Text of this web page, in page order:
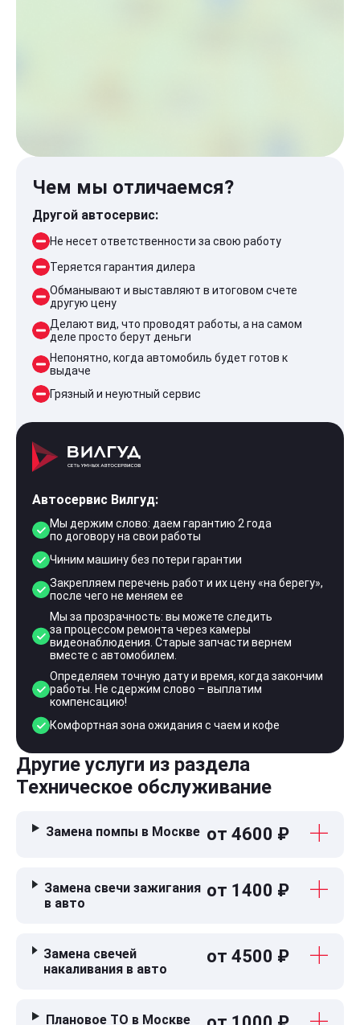
Чем мы отличаемся?
Другой автосервис:
Не несет ответственности за свою работу
Теряется гарантия дилера
Обманывают и выставляют в итоговом счете
другую цену
Делают вид, что проводят работы, а на самом
деле просто берут деньги
Непонятно, когда автомобиль будет готов к
выдаче
Грязный и неуютный сервис
Автосервис Вилгуд:
Мы держим слово: даем гарантию 2 года
по договору на свои работы
Чиним машину без потери гарантии
Закрепляем перечень работ и их цену «на берегу»,
после чего не меняем ее
Мы за прозрачность: вы можете следить
за процессом ремонта через камеры
видеонаблюдения. Старые запчасти вернем
вместе с автомобилем.
Определяем точную дату и время, когда закончим
работы. Не сдержим слово – выплатим
компенсацию!
Комфортная зона ожидания с чаем и кофе
Другие услуги из раздела
Техническое обслуживание
Замена помпы в Москве от 4600 ₽
Замена свечи зажигания
в авто
от 1400 ₽
Замена свечей
накаливания в авто
от 4500 ₽
Плановое ТО в Москве